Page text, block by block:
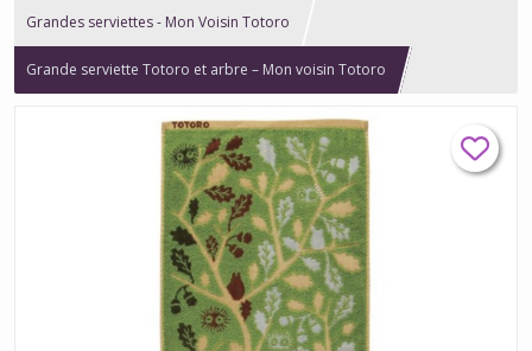
Grandes serviettes - Mon Voisin Totoro
Grande serviette Totoro et arbre – Mon voisin Totoro